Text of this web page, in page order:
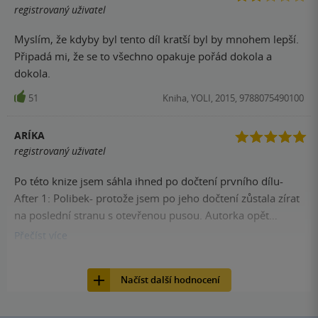
registrovaný uživatel
Myslím, že kdyby byl tento díl kratší byl by mnohem lepší.
Připadá mi, že se to všechno opakuje pořád dokola a
dokola.
51 Kniha, YOLI, 2015, 9788075490100
ARÍKA
registrovaný uživatel
Po této knize jsem sáhla ihned po dočtení prvního dílu-
After 1: Polibek- protože jsem po jeho dočtení zůstala zírat
na poslední stranu s otevřenou pusou. Autorka opět
nezklamala. Hardin, je tak dokola vymyšlenou postavou, že
Tessa, trochu mě začalo štvát, jak Hardinovi projde úplně
všechno, ale o čem by potom autorka psala? Tessina
Přečíst
Načíst další hodnocení